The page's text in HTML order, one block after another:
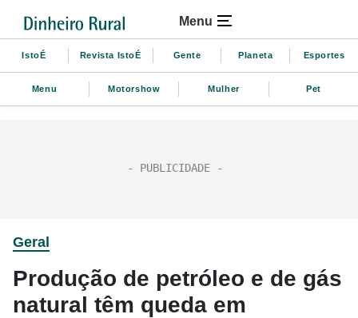
Menu
IstoÉ Revista IstoÉ Gente Planeta Esportes
Menu Motorshow Mulher Pet
Geral
Produção de petróleo e de gás
natural têm queda em